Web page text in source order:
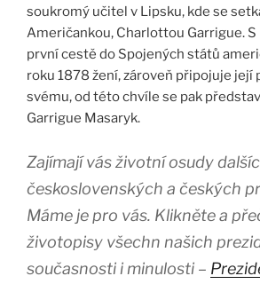
soukromý učitel v Lipsku, kde se
Američankou, Charlottou Garrigue. S
první cestě do Spojených států
roku 1878 žení, zároveň připojuje její
svému, od této chvíle se pak
Garrigue Masaryk.
Zajímají vás životní osudy
československých a českých
Máme je pro vás. Klikněte a
životopisy všechn našich
současnosti i minulosti –